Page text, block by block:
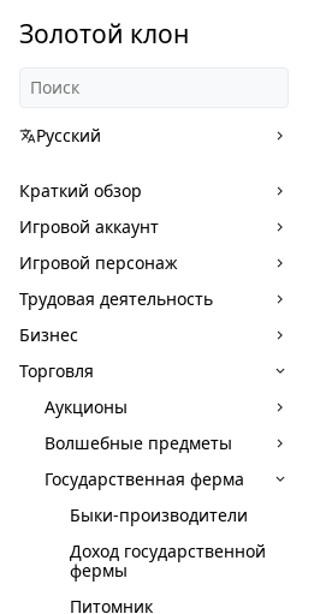
Золотой клон
Русский
Краткий обзор
Игровой аккаунт
Игровой персонаж
Трудовая деятельность
Бизнес
Торговля
Аукционы
Волшебные предметы
Государственная ферма
Быки-производители
Доход государственной
фермы
Питомник